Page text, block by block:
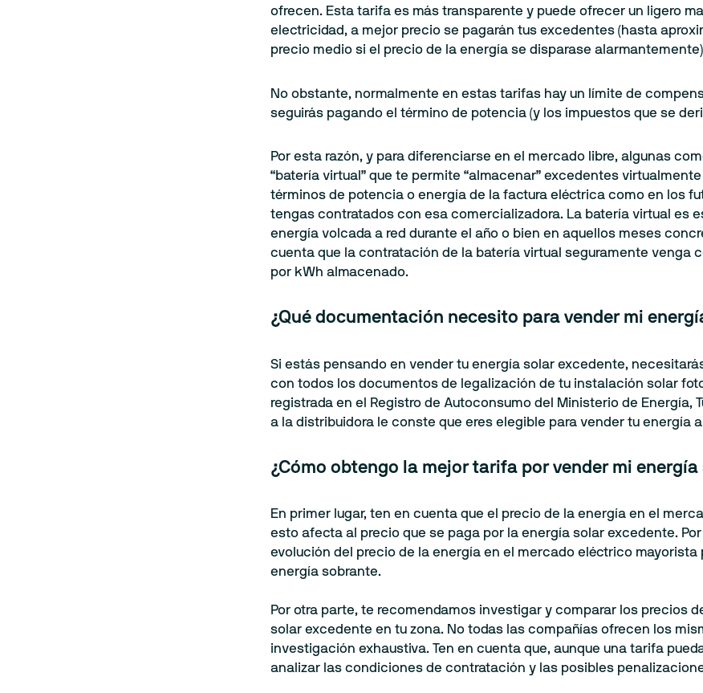
ofrecen. Esta tarifa es más transparente y puede ofrecer un ligero
electricidad, a mejor precio se pagarán tus excedentes (hasta
precio medio si el precio de la energía se disparase
No obstante, normalmente en estas tarifas hay un límite de
seguirás pagando el término de potencia (y los impuestos que se
Por esta razón, y para diferenciarse en el mercado libre, algunas
“batería virtual” que te permite “almacenar” excedentes
términos de potencia o energía de la factura eléctrica como en los
tengas contratados con esa comercializadora. La batería virtual es
energía volcada a red durante el año o bien en aquellos meses
cuenta que la contratación de la batería virtual seguramente venga
por kWh almacenado.
¿Qué documentación necesito para vender mi
Si estás pensando en vender tu energía solar excedente,
con todos los documentos de legalización de tu instalación solar
registrada en el Registro de Autoconsumo del Ministerio de Energía,
a la distribuidora le conste que eres elegible para vender tu energía
¿Cómo obtengo la mejor tarifa por vender mi
En primer lugar, ten en cuenta que el precio de la energía en el
esto afecta al precio que se paga por la energía solar excedente.
evolución del precio de la energía en el mercado eléctrico
energía sobrante.
Por otra parte, te recomendamos investigar y comparar los precios
solar excedente en tu zona. No todas las compañías ofrecen los
investigación exhaustiva. Ten en cuenta que, aunque una tarifa
analizar las condiciones de contratación y las posibles